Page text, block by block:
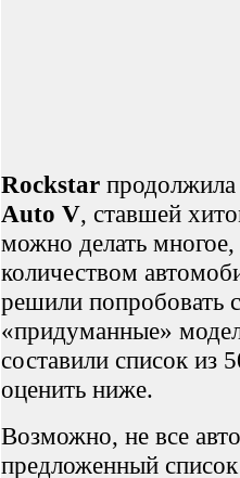
Rockstar
Auto V, ставшей
можно делать
количеством
решили попробовать
«придуманные»
составили список из
оценить ниже.
Возможно, не все
предложенный